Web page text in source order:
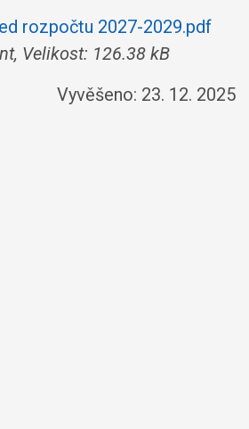
rozpočtu 2027-2029.pdf
Velikost: 126.38 kB
Vyvěšeno: 23. 12. 2025